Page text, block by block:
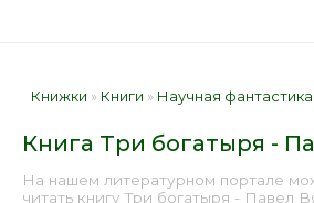
Книжки » Книги » Научная фантастика
Книга Три богатыря -
На нашем литературном портале
читать книгу Три богатыря - Павел